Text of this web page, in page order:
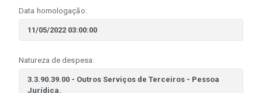
Data homologação:
Natureza de despesa: